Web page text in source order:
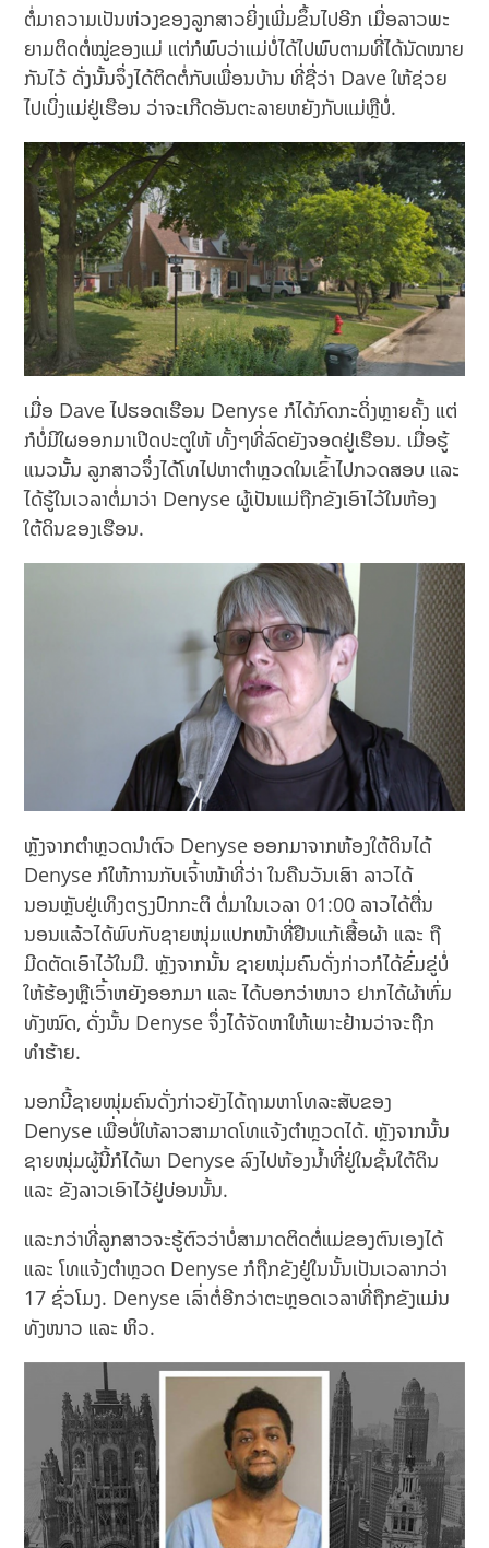
ຕໍ່ມາຄວາມເປັນຫ່ວງຂອງລູກສາວຍິ່ງເພີ່ມຂຶ້ນໄປອີກ ເມື່ອລາວພະ
ຍາມຕິດຕໍ່ໝູ່ຂອງແມ່ ແຕ່ກໍພົບວ່າແມ່ບໍ່ໄດ້ໄປພົບຕາມທີ່ໄດ້ນັດໝາຍ
ກັນໄວ້ ດັ່ງນັ້ນຈຶ່ງໄດ້ຕິດຕໍ່ກັບເພື່ອນບ້ານ ທີ່ຊື່ວ່າ Dave ໃຫ້ຊ່ວຍ
ໄປເບິ່ງແມ່ຢູ່ເຮືອນ ວ່າຈະເກີດອັນຕະລາຍຫຍັງກັບແມ່ຫຼືບໍ່.
ເມື່ອ Dave ໄປຮອດເຮືອນ Denyse ກໍໄດ້ກົດກະດິ່ງຫຼາຍຄັ້ງ ແຕ່
ກໍບໍ່ມີໃຜອອກມາເປີດປະຕູໃຫ້ ທັ້ງໆທີ່ລົດຍັງຈອດຢູ່ເຮືອນ. ເມື່ອຮູ້
ແນວນັ້ນ ລູກສາວຈຶ່ງໄດ້ໂທໄປຫາຕຳຫຼວດໃນເຂົ້າໄປກວດສອບ ແລະ
ໄດ້ຮູ້ໃນເວລາຕໍ່ມາວ່າ Denyse ຜູ້ເປັນແມ່ຖືກຂັງເອົາໄວ້ໃນຫ້ອງ
ໃຕ້ດິນຂອງເຮືອນ.
ຫຼັງຈາກຕຳຫຼວດນຳຕົວ Denyse ອອກມາຈາກຫ້ອງໃຕ້ດິນໄດ້
Denyse ກໍໃຫ້ການກັບເຈົ້າໜ້າທີ່ວ່າ ໃນຄືນວັນເສົາ ລາວໄດ້
ນອນຫຼັບຢູ່ເທິງຕຽງປົກກະຕິ ຕໍ່ມາໃນເວລາ 01:00 ລາວໄດ້ຕື່ນ
ນອນແລ້ວໄດ້ພົບກັບຊາຍໜຸ່ມແປກໜ້າທີ່ຢືນແກ້ເສື້ອຜ້າ ແລະ ຖື
ມີດຕັດເອົາໄວ້ໃນມື. ຫຼັງຈາກນັ້ນ ຊາຍໜຸ່ມຄົນດັ່ງກ່າວກໍໄດ້ຂົ່ມຂູ່ບໍ່
ໃຫ້ຮ້ອງຫຼືເວົ້າຫຍັງອອກມາ ແລະ ໄດ້ບອກວ່າໜາວ ຢາກໄດ້ຜ້າຫົ່ມ
ທັງໝົດ, ດັ່ງນັ້ນ Denyse ຈຶ່ງໄດ້ຈັດຫາໃຫ້ເພາະຢ້ານວ່າຈະຖືກ
ທຳຮ້າຍ.
ນອກນີ້ຊາຍໜຸ່ມຄົນດັ່ງກ່າວຍັງໄດ້ຖາມຫາໂທລະສັບຂອງ
Denyse ເພື່ອບໍ່ໃຫ້ລາວສາມາດໂທແຈ້ງຕໍາຫຼວດໄດ້. ຫຼັງຈາກນັ້ນ
ຊາຍໜຸ່ມຜູ້ນີ້ກໍໄດ້ພາ Denyse ລົງໄປຫ້ອງນ້ຳທີ່ຢູ່ໃນຊັ້ນໃຕ້ດິນ
ແລະ ຂັງລາວເອົາໄວ້ຢູ່ບ່ອນນັ້ນ.
ແລະກວ່າທີ່ລູກສາວຈະຮູ້ຕົວວ່າບໍ່ສາມາດຕິດຕໍ່ແມ່ຂອງຕົນເອງໄດ້
ແລະ ໂທແຈ້ງຕຳຫຼວດ Denyse ກໍຖືກຂັງຢູ່ໃນນັ້ນເປັນເວລາກວ່າ
17 ຊົ່ວໂມງ. Denyse ເລົ່າຕໍ່ອີກວ່າຕະຫຼອດເວລາທີ່ຖືກຂັງແມ່ນ
ທັງໜາວ ແລະ ຫິວ.